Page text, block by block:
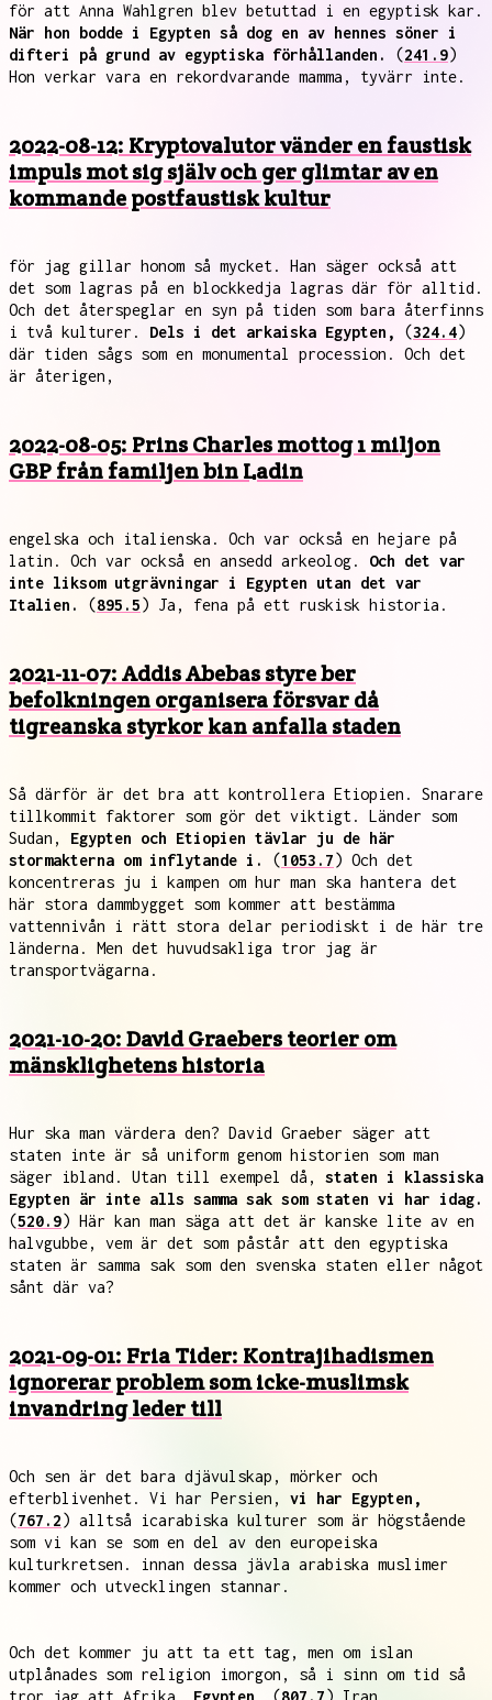
för att Anna Wahlgren blev betuttad i en egyptisk kar.
När hon bodde i Egypten så dog en av hennes söner i
difteri på grund av egyptiska förhållanden.
(241.9)
Hon verkar vara en rekordvarande mamma, tyvärr inte.
2022-08-12: Kryptovalutor vänder en faustisk
impuls mot sig själv och ger glimtar av en
kommande postfaustisk kultur
för jag gillar honom så mycket. Han säger också att
det som lagras på en blockkedja lagras där för alltid.
Och det återspeglar en syn på tiden som bara återfinns
i två kulturer. Dels i det arkaiska Egypten, (324.4)
där tiden sågs som en monumental procession. Och det
är återigen,
2022-08-05: Prins Charles mottog 1 miljon
GBP från familjen bin Ladin
engelska och italienska. Och var också en hejare på
latin. Och var också en ansedd arkeolog. Och det var
inte liksom utgrävningar i Egypten utan det var
Italien.
(895.5) Ja, fena på ett ruskisk historia.
2021-11-07: Addis Abebas styre ber
befolkningen organisera försvar då
tigreanska styrkor kan anfalla staden
Så därför är det bra att kontrollera Etiopien. Snarare
tillkommit faktorer som gör det viktigt. Länder som
Sudan, Egypten och Etiopien tävlar ju de här
stormakterna om inflytande i.
(1053.7) Och det
koncentreras ju i kampen om hur man ska hantera det
här stora dammbygget som kommer att bestämma
vattennivån i rätt stora delar periodiskt i de här tre
länderna. Men det huvudsakliga tror jag är
transportvägarna.
2021-10-20: David Graebers teorier om
mänsklighetens historia
Hur ska man värdera den? David Graeber säger att
staten inte är så uniform genom historien som man
säger ibland. Utan till exempel då, staten i klassiska
Egypten är inte alls samma sak som staten vi har idag.
(520.9) Här kan man säga att det är kanske lite av en
halvgubbe, vem är det som påstår att den egyptiska
staten är samma sak som den svenska staten eller något
sånt där va?
2021-09-01: Fria Tider: Kontrajihadismen
ignorerar problem som icke-muslimsk
invandring leder till
Och sen är det bara djävulskap, mörker och
efterblivenhet. Vi har Persien, vi har Egypten,
(767.2) alltså icarabiska kulturer som är högstående
som vi kan se som en del av den europeiska
kulturkretsen. innan dessa jävla arabiska muslimer
kommer och utvecklingen stannar.
Och det kommer ju att ta ett tag, men om islan
utplånades som religion imorgon, så i sinn om tid så
tror jag att Afrika, Egypten, (807.7) Iran,